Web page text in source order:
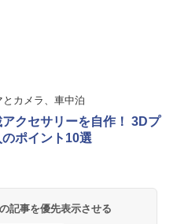
とカメラ、車中泊
クセサリーを自作！ 3Dプ
ポイント10選
記事を優先表示させる